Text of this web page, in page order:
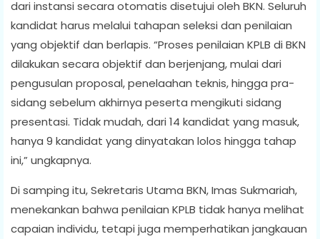
dari instansi secara otomatis disetujui oleh BKN. Seluruh
kandidat harus melalui tahapan seleksi dan penilaian
yang objektif dan berlapis. “Proses penilaian KPLB di BKN
dilakukan secara objektif dan berjenjang, mulai dari
pengusulan proposal, penelaahan teknis, hingga pra-
sidang sebelum akhirnya peserta mengikuti sidang
presentasi. Tidak mudah, dari 14 kandidat yang masuk,
hanya 9 kandidat yang dinyatakan lolos hingga tahap
ini,” ungkapnya.
Di samping itu, Sekretaris Utama BKN, Imas Sukmariah,
menekankan bahwa penilaian KPLB tidak hanya melihat
capaian individu, tetapi juga memperhatikan jangkauan